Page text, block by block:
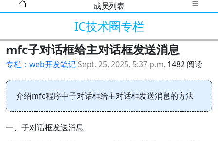
成员列表
IC技术圈专栏
mfc子对话框给主对话框发送消息
专栏：web开发笔记 Sept. 25, 2025, 5:37 p.m. 1482 阅读
介绍mfc程序中子对话框给主对话框发送消息的方法
一、子对话框发送消息